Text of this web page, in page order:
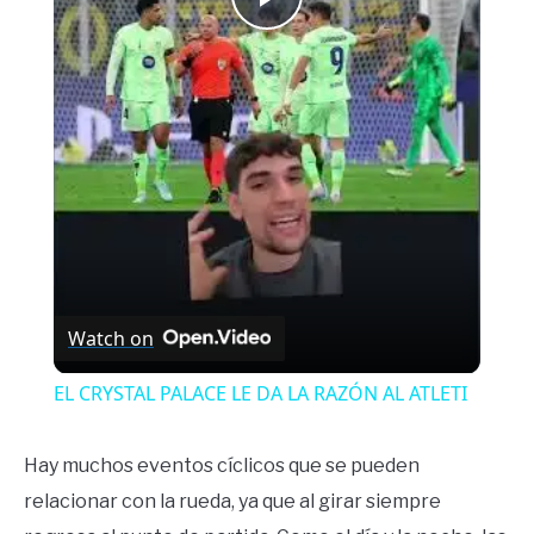
Play
Video
Watch on
EL CRYSTAL PALACE LE DA LA RAZÓN AL ATLETI
Hay muchos eventos cíclicos que se pueden
relacionar con la rueda, ya que al girar siempre